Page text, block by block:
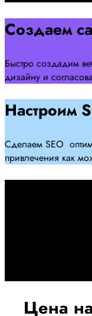
Создаем
Быстро создадим
дизайну и
Настроим
Сделаем SEO
привлечения как
Цена